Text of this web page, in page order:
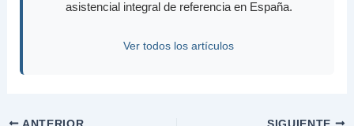
asistencial integral de referencia en España.
Ver todos los artículos
ANTERIOR SIGUIENTE